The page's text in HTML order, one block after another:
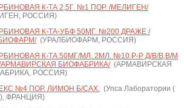
К-ТА 2,5Г. №1 ПОР. /МЕЛИГЕН/
РОССИЯ)
К-ТА-УБФ 50МГ. №200 ДРАЖЕ /
(УРАЛБИОФАРМ, РОССИЯ)
К-ТА 50МГ/МЛ. 2МЛ. №10 Р-Р Д/В/В,В/М
БИОФАБРИКА/(АРМАВИРСКАЯ
РОССИЯ)
№4 ПОР. ЛИМОН Б/САХ.(Упса Лаборатории (
), ФРАНЦИЯ)